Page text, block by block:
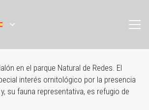
en el parque Natural de Redes. El
interés ornitológico por la presencia
su fauna representativa, es refugio de